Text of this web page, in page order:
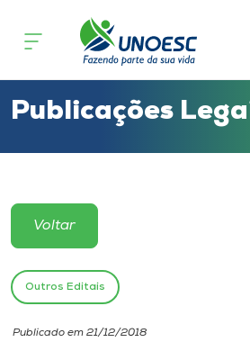
Cursos
Atendimento ao Estudante
Portal de Ensino
Unoesc
Publicações
Voltar
Outros Editais
Publicado em 21/12/2018